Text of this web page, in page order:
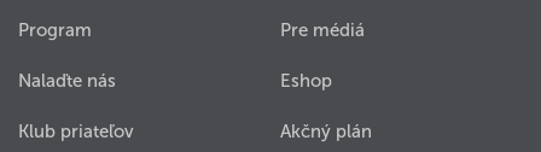
Program
Nalaďte nás
Klub priateľov
Pre médiá
Eshop
Akčný plán